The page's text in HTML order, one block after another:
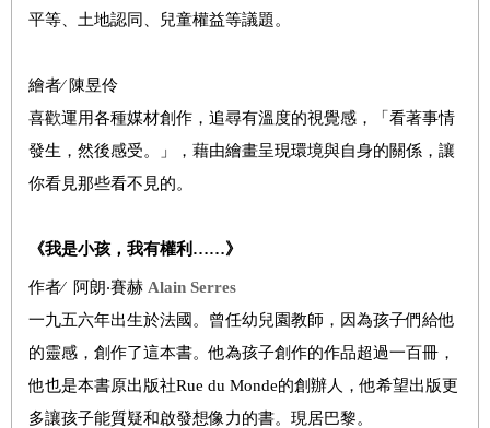
平等、土地認同、兒童權益等議題。
繪者∕ 陳昱伶
喜歡運用各種媒材創作，追尋有溫度的視覺感，「看著事情
發生，然後感受。」，藉由繪畫呈現環境與自身的關係，讓
你看見那些看不見的。
《我是小孩，我有權利……》
作者∕ 阿朗‧賽赫 Alain Serres
一九五六年出生於法國。曾任幼兒園教師，因為孩子們給他
的靈感，創作了這本書。他為孩子創作的作品超過一百冊，
他也是本書原出版社Rue du Monde的創辦人，他希望出版更
多讓孩子能質疑和啟發想像力的書。現居巴黎。